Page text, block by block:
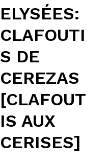
ELYSÉES:
CLAFOUTI
S DE
CEREZAS
[CLAFOUT
IS AUX
CERISES]